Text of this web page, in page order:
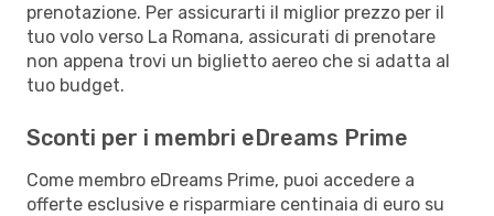
prenotazione. Per assicurarti il miglior prezzo per il
tuo volo verso La Romana, assicurati di prenotare
non appena trovi un biglietto aereo che si adatta al
tuo budget.
Sconti per i membri eDreams Prime
Come membro eDreams Prime, puoi accedere a
offerte esclusive e risparmiare centinaia di euro su